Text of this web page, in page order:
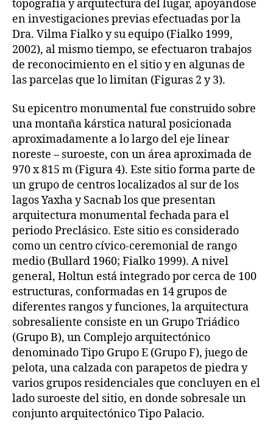
topografía y arquitectura del lugar, apoyándose
en investigaciones previas efectuadas por la
Dra. Vilma Fialko y su equipo (Fialko 1999,
2002), al mismo tiempo, se efectuaron trabajos
de reconocimiento en el sitio y en algunas de
las parcelas que lo limitan (Figuras 2 y 3).
Su epicentro monumental fue construido sobre
una montaña kárstica natural posicionada
aproximadamente a lo largo del eje linear
noreste – suroeste, con un área aproximada de
970 x 815 m (Figura 4). Este sitio forma parte de
un grupo de centros localizados al sur de los
lagos Yaxha y Sacnab los que presentan
arquitectura monumental fechada para el
periodo Preclásico. Este sitio es considerado
como un centro cívico-ceremonial de rango
medio (Bullard 1960; Fialko 1999). A nivel
general, Holtun está integrado por cerca de 100
estructuras, conformadas en 14 grupos de
diferentes rangos y funciones, la arquitectura
sobresaliente consiste en un Grupo Triádico
(Grupo B), un Complejo arquitectónico
denominado Tipo Grupo E (Grupo F), juego de
pelota, una calzada con parapetos de piedra y
varios grupos residenciales que concluyen en el
lado suroeste del sitio, en donde sobresale un
conjunto arquitectónico Tipo Palacio.